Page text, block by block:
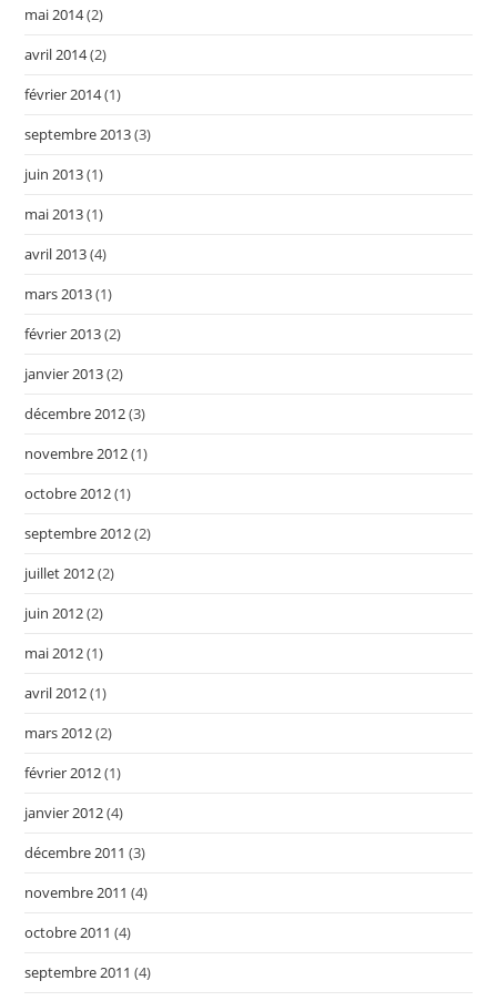
mai 2014(2)
avril 2014(2)
février 2014(1)
septembre 2013(3)
juin 2013(1)
mai 2013(1)
avril 2013(4)
mars 2013(1)
février 2013(2)
janvier 2013(2)
décembre 2012(3)
novembre 2012(1)
octobre 2012(1)
septembre 2012(2)
juillet 2012(2)
juin 2012(2)
mai 2012(1)
avril 2012(1)
mars 2012(2)
février 2012(1)
janvier 2012(4)
décembre 2011 (3)
novembre 2011 (4)
octobre 2011 (4)
septembre 2011 (4)